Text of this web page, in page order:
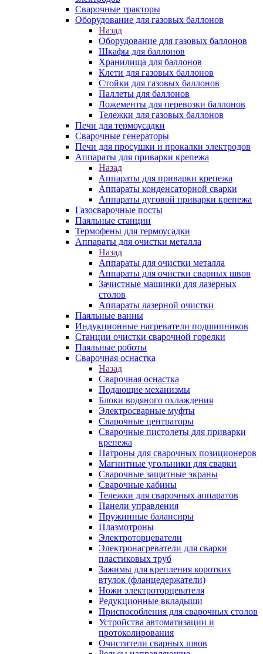
Сварочные тракторы
Оборудование для газовых баллонов
Назад
Оборудование для газовых баллонов
Шкафы для баллонов
Хранилища для баллонов
Клети для газовых баллонов
Стойки для газовых баллонов
Паллеты для баллонов
Ложементы для перевозки баллонов
Тележки для газовых баллонов
Печи для термоусадки
Сварочные генераторы
Печи для просушки и прокалки электродов
Аппараты для приварки крепежа
Назад
Аппараты для приварки крепежа
Аппараты конденсаторной сварки
Аппараты дуговой приварки крепежа
Газосварочные посты
Паяльные станции
Термофены для термоусадки
Аппараты для очистки металла
Назад
Аппараты для очистки металла
Аппараты для очистки сварных швов
Зачистные машинки для лазерных
столов
Аппараты лазерной очистки
Паяльные ванны
Индукционные нагреватели подшипников
Станции очистки сварочной горелки
Паяльные роботы
Сварочная оснастка
Назад
Сварочная оснастка
Подающие механизмы
Блоки водяного охлаждения
Электросварные муфты
Сварочные центраторы
Сварочные пистолеты для приварки
крепежа
Патроны для сварочных позиционеров
Магнитные угольники для сварки
Сварочные защитные экраны
Сварочные кабины
Тележки для сварочных аппаратов
Панели управления
Пружинные балансиры
Плазмотроны
Электроторцеватели
Электронагреватели для сварки
пластиковых труб
Зажимы для крепления коротких
втулок (фланцедержатели)
Ножи электроторцевателя
Редукционные вкладыши
Приспособления для сварочных столов
Устройства автоматизации и
протоколирования
Очистители сварных швов